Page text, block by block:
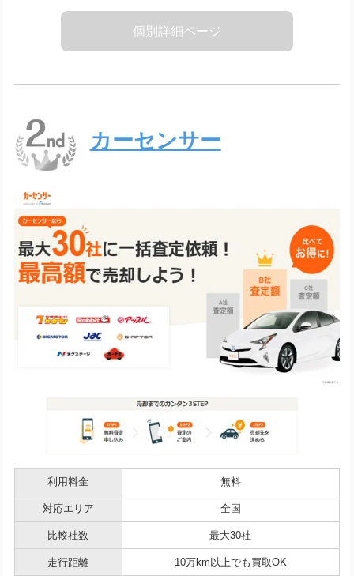
個別詳細ページ
カーセンサー
利用料金 無料
対応エリア 全国
比較社数 最大30社
走行距離 10万km以上でも買取OK